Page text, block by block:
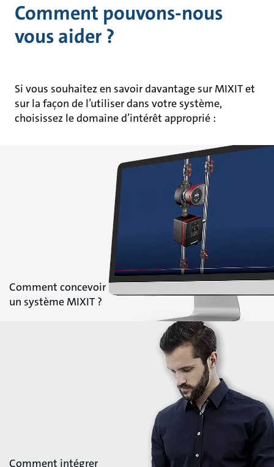
Comment pouvons-nous
vous aider ?
Si vous souhaitez en savoir davantage sur MIXIT et
sur la façon de l’utiliser dans votre système,
choisissez le domaine d’intérêt approprié :
Comment concevoir
un système MIXIT ?
Comment intégrer